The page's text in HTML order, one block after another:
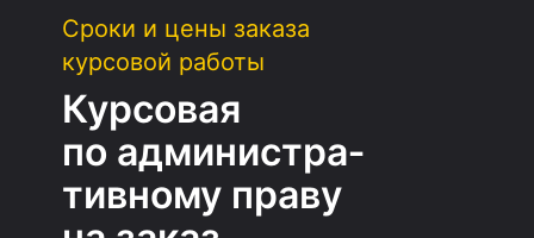
Сроки и цены заказа
курсовой работы
Курсовая
по администра­
тивному праву